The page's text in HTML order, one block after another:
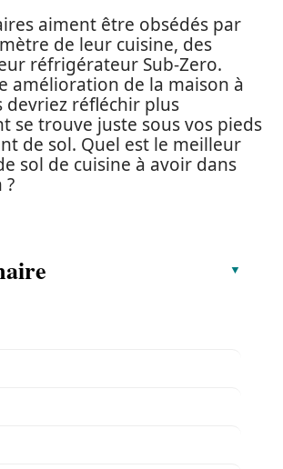
aiment être obsédés par
de leur cuisine, des
réfrigérateur Sub-Zero.
amélioration de la maison à
devriez réfléchir plus
se trouve juste sous vos pieds
de sol. Quel est le meilleur
sol de cuisine à avoir dans
?